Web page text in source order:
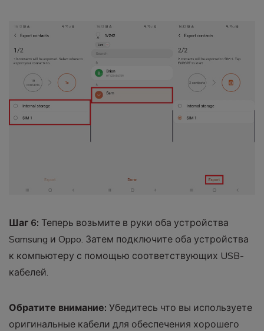
Шаг 6: Теперь возьмите в руки оба устройства
Samsung и Oppo. Затем подключите оба устройства
к компьютеру с помощью соответствующих USB-
кабелей.
Обратите внимание: Убедитесь что вы используете
оригинальные кабели для обеспечения хорошего